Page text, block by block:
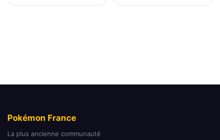
Pokémon France
La plus ancienne communauté